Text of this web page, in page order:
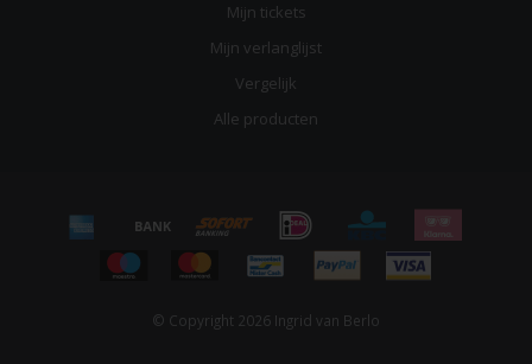
Mijn tickets
Mijn verlanglijst
Vergelijk
Alle producten
© Copyright 2026 Ingrid van Berlo